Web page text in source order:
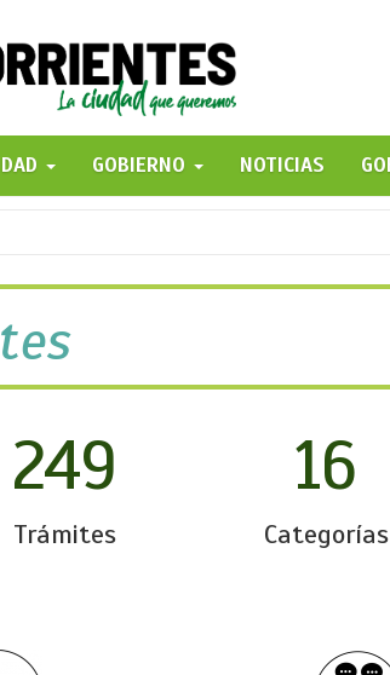
GOBIERNO NOTICIAS
249
Trámites
16
Categorías